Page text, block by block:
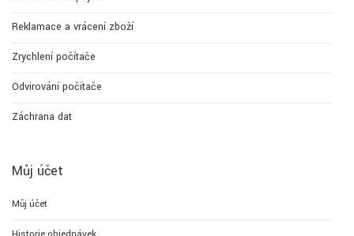
Reklamace a vrácení zboží
Zrychlení počítače
Odvirování počítače
Záchrana dat
Můj účet
Můj účet